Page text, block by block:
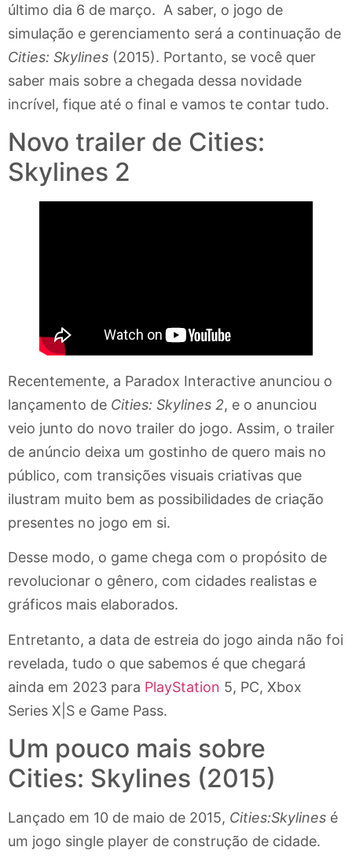
último dia 6 de março. A saber, o jogo de
simulação e gerenciamento será a continuação de
Cities: Skylines (2015). Portanto, se você quer
saber mais sobre a chegada dessa novidade
incrível, fique até o final e vamos te contar tudo.
Novo trailer de Cities:
Skylines 2
Recentemente, a Paradox Interactive anunciou o
lançamento de Cities: Skylines 2, e o anunciou
veio junto do novo trailer do jogo. Assim, o trailer
de anúncio deixa um gostinho de quero mais no
público, com transições visuais criativas que
ilustram muito bem as possibilidades de criação
presentes no jogo em si.
Desse modo, o game chega com o propósito de
revolucionar o gênero, com cidades realistas e
gráficos mais elaborados.
Entretanto, a data de estreia do jogo ainda não foi
revelada, tudo o que sabemos é que chegará
ainda em 2023 para PlayStation 5, PC, Xbox
Series X|S e Game Pass.
Um pouco mais sobre
Cities: Skylines (2015)
Lançado em 10 de maio de 2015, Cities:Skylines é
um jogo single player de construção de cidade.